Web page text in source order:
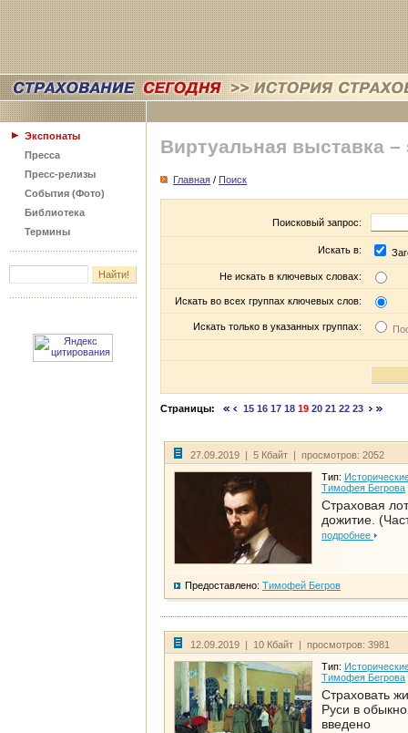
Экспонаты
Пресса
Пресс-релизы
События (Фото)
Библиотека
Термины
Виртуальная выставка –
Главная / Поиск
Поисковый запрос:
Искать в:
Не искать в ключевых словах:
Искать во всех группах ключевых слов:
Искать только в указанных группах:
Страницы: 15 16 17 18 19 20 21 22 23
27.09.2019 | 5 Кбайт | просмотров: 2052
Тип:
Тимофея Бегрова
Страховая
дожитие.
подробнее
Предоставлено: Тимофей Бегров
12.09.2019 | 10 Кбайт | просмотров: 3981
Тип:
Тимофея Бегрова
Страховать
Руси в
введено